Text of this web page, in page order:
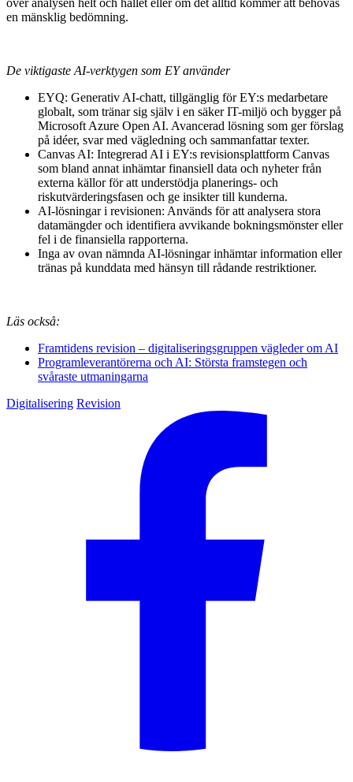
över analysen helt och hållet eller om det alltid kommer att behövas
en mänsklig bedömning.
De viktigaste AI-verktygen som EY använder
EYQ: Generativ AI-chatt, tillgänglig för EY:s medarbetare
globalt, som tränar sig själv i en säker IT-miljö och bygger på
Microsoft Azure Open AI. Avancerad lösning som ger förslag
på idéer, svar med vägledning och sammanfattar texter.
Canvas AI: Integrerad AI i EY:s revisionsplattform Canvas
som bland annat inhämtar finansiell data och nyheter från
externa källor för att understödja planerings- och
riskutvärderingsfasen och ge insikter till kunderna.
AI-lösningar i revisionen: Används för att analysera stora
datamängder och identifiera avvikande bokningsmönster eller
fel i de finansiella rapporterna.
Inga av ovan nämnda AI-lösningar inhämtar information eller
tränas på kunddata med hänsyn till rådande restriktioner.
Läs också:
Framtidens revision – digitaliseringsgruppen vägleder om AI
Programleverantörerna och AI: Största framstegen och
svåraste utmaningarna
Digitalisering Revision